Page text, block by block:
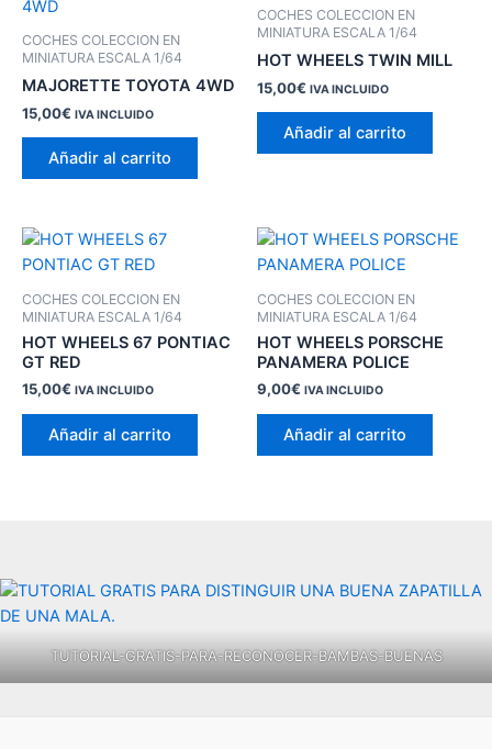
COCHES COLECCION EN
MINIATURA ESCALA 1/64
MAJORETTE TOYOTA 4WD
15,00€ IVA INCLUIDO
Añadir al carrito
COCHES COLECCION EN
MINIATURA ESCALA 1/64
HOT WHEELS TWIN MILL
15,00€ IVA INCLUIDO
Añadir al carrito
COCHES COLECCION EN
MINIATURA ESCALA 1/64
HOT WHEELS 67 PONTIAC
GT RED
15,00€ IVA INCLUIDO
Añadir al carrito
COCHES COLECCION EN
MINIATURA ESCALA 1/64
HOT WHEELS PORSCHE
PANAMERA POLICE
9,00€ IVA INCLUIDO
Añadir al carrito
TUTORIAL-GRATIS-PARA-RECONOCER-BAMBAS-BUENAS